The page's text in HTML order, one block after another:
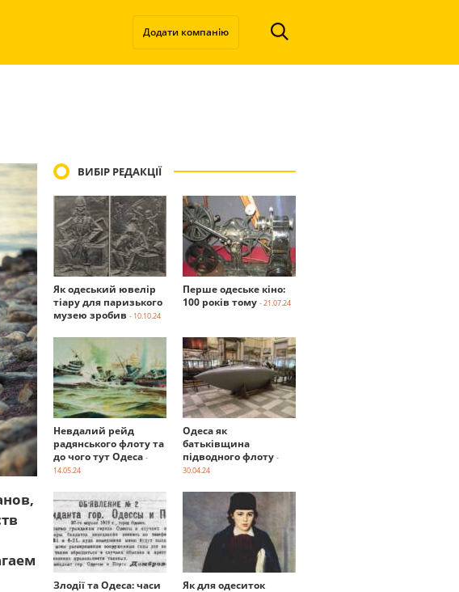
Додати компанію
ВИБІР РЕДАКЦІЇ
Як одеський ювелір
тіару для паризького
музею зробив - 10.10.24
Перше одеське кіно:
100 років тому - 21.07.24
Невдалий рейд
радянського флоту та
до чого тут Одеса -
14.05.24
Одеса як
батьківщина
підводного флоту -
30.04.24
Злодії та Одеса: часи
Як для одеситок